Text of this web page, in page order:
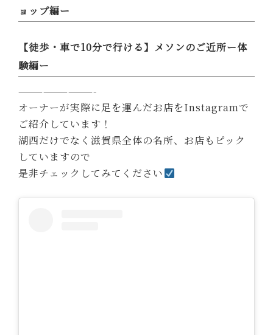
ョップ編ー
【徒歩・車で10分で行ける】メソンのご近所ー体
験編ー
—————————-
オーナーが実際に足を運んだお店をInstagramで
ご紹介しています！
湖西だけでなく滋賀県全体の名所、お店もピック
していますので
是非チェックしてみてください